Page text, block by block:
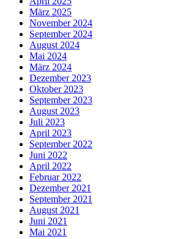
März 2025
November 2024
September 2024
August 2024
Mai 2024
März 2024
Dezember 2023
Oktober 2023
September 2023
August 2023
Juli 2023
April 2023
September 2022
Juni 2022
April 2022
Februar 2022
Dezember 2021
September 2021
August 2021
Juni 2021
Mai 2021